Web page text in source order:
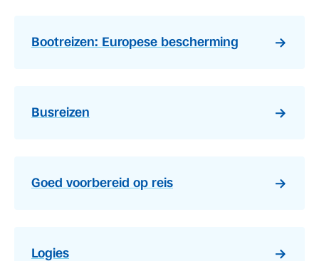
Bootreizen: Europese bescherming
Busreizen
Goed voorbereid op reis
Logies